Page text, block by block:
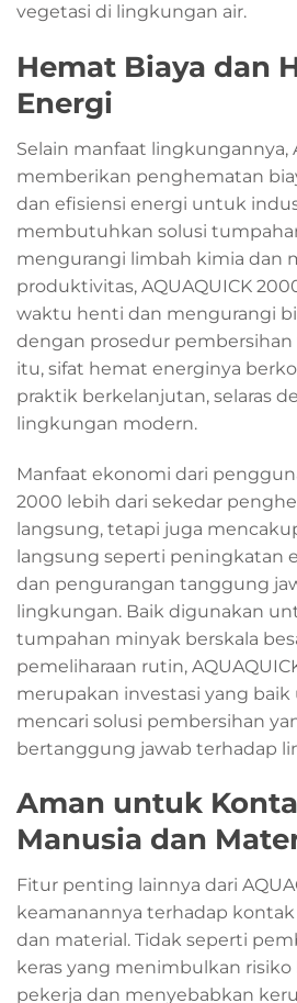
vegetasi di lingkungan air.
Hemat Biaya dan
Energi
Selain manfaat lingkungannya,
memberikan penghematan
dan efisiensi energi untuk
membutuhkan solusi
mengurangi limbah kimia dan
produktivitas, AQUAQUICK
waktu henti dan mengurangi
dengan prosedur pembersihan
itu, sifat hemat energinya
praktik berkelanjutan, selaras
lingkungan modern.
Manfaat ekonomi dari
2000 lebih dari sekedar
langsung, tetapi juga
langsung seperti peningkatan
dan pengurangan tanggung
lingkungan. Baik digunakan
tumpahan minyak berskala
pemeliharaan rutin,
merupakan investasi yang
mencari solusi pembersihan
bertanggung jawab terhadap
Aman untuk
Manusia dan
Fitur penting lainnya dari
keamanannya terhadap
dan material. Tidak seperti
keras yang menimbulkan
pekerja dan menyebabkan